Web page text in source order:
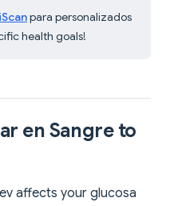
para personalizados
health goals!
en Sangre to
affects your glucosa